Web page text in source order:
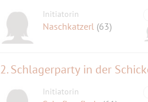
Initiatorin
Naschkatzerl (63)
2. Schlagerparty in der
Initiatorin